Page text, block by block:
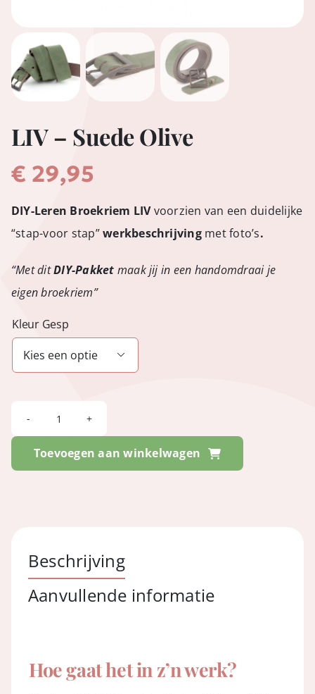
LIV – Suede Olive
€ 29,95
DIY-Leren Broekriem LIVvoorzien van een duidelijke
“stap-voor stap”werkbeschrijvingmet foto’s.
“Met ditDIY-Pakket maak jij in een handomdraai je
eigen broekriem”
Kleur Gesp

-
Suede
Toevoegen aan winkelwagen
Beschrijving
Aanvullende informatie
Hoe gaat het in z’n werk?